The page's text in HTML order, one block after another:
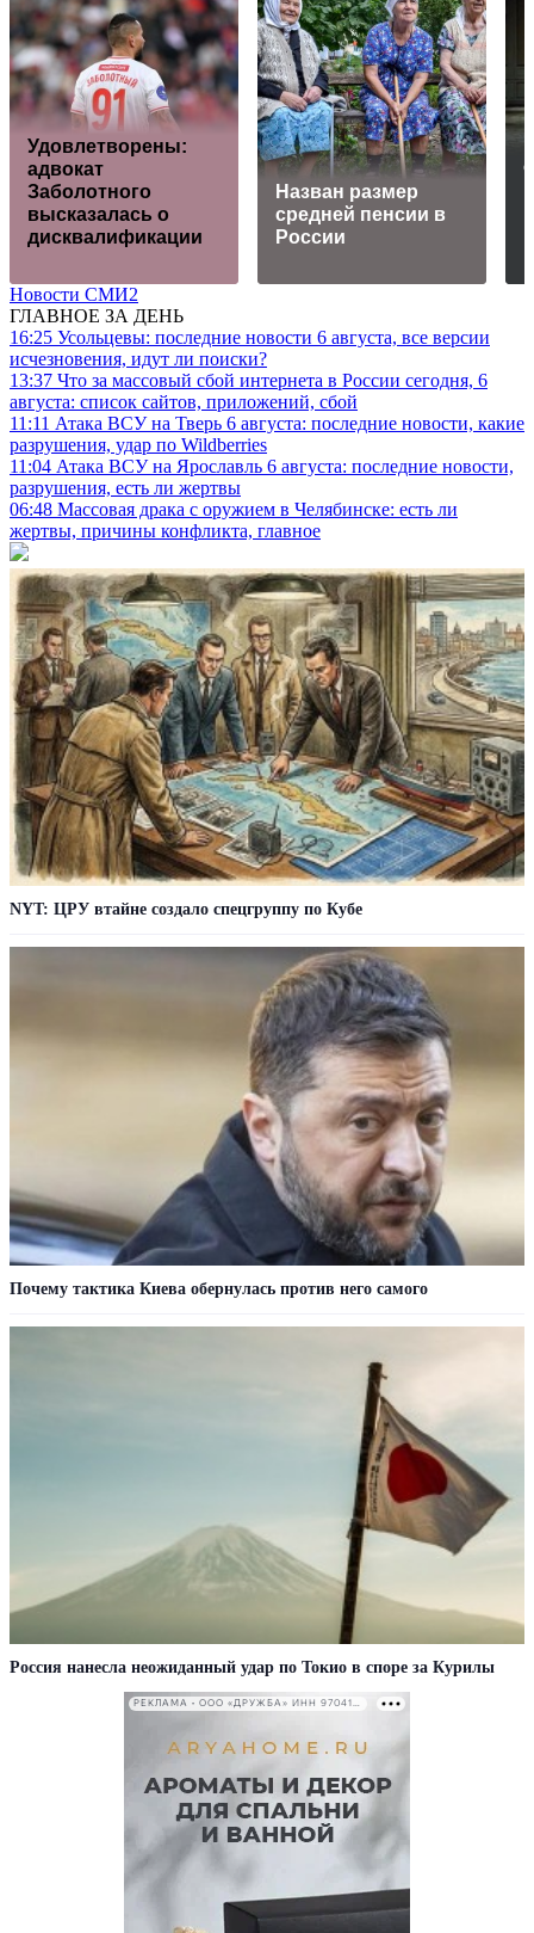
Удовлетворены:
адвокат
Заболотного
высказалась о
дисквалификации
Назван размер
средней пенсии в
России
Новости СМИ2
ГЛАВНОЕ ЗА ДЕНЬ
16:25 Усольцевы: последние новости 6 августа, все версии
исчезновения, идут ли поиски?
13:37 Что за массовый сбой интернета в России сегодня, 6
августа: список сайтов, приложений, сбой
11:11 Атака ВСУ на Тверь 6 августа: последние новости, какие
разрушения, удар по Wildberries
11:04 Атака ВСУ на Ярославль 6 августа: последние новости,
разрушения, есть ли жертвы
06:48 Массовая драка с оружием в Челябинске: есть ли
жертвы, причины конфликта, главное
NYT: ЦРУ втайне создало спецгруппу по Кубе
Почему тактика Киева обернулась против него самого
Россия нанесла неожиданный удар по Токио в споре за Курилы
РЕКЛАМА • ООО «ДРУЖБА» ИНН 9704146411